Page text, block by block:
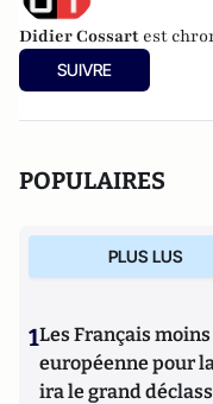
Didier Cossart est
SUIVRE
POPULAIRES
PLUS LUS
1Les Français
européenne pour
ira le grand